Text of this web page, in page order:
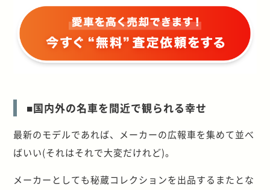
■国内外の名車を間近で観られる幸せ
最新のモデルであれば、メーカーの広報車を集めて並べ
ばいい(それはそれで大変だけれど)。
メーカーとしても秘蔵コレクションを出品するまたとな